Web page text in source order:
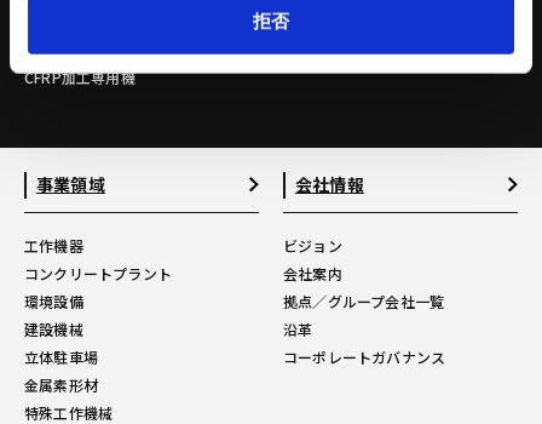
拒否
摩擦圧接機
CFRP加工専用機
Wettio
事業領域
工作機器
コンクリートプラント
環境設備
建設機械
立体駐車場
金属素形材
特殊工作機械
会社情報
ビジョン
会社案内
拠点／グループ会社一覧
沿革
コーポレートガバナンス